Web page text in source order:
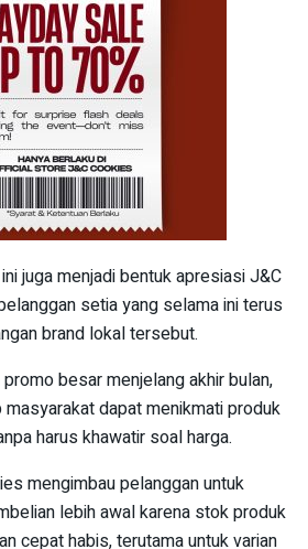
juga menjadi bentuk apresiasi J&C
setia yang selama ini terus
brand lokal tersebut.
besar menjelang akhir bulan,
dapat menikmati produk
harus khawatir soal harga.
mengimbau pelanggan untuk
lebih awal karena stok produk
cepat habis, terutama untuk varian